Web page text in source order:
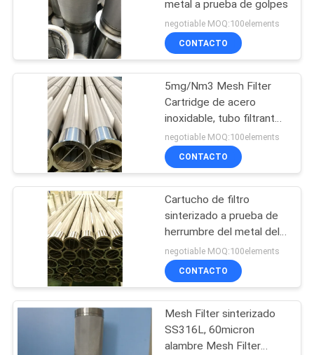
FÁBRICA
CONTROL
CALIDAD
ÉNTRENOS
CONTACTO
BLOG
Fibra del titanio
Fibra de níquel
Fibra de cobre
2
metal a prueba de golpes
negotiable MOQ:100elements
CONTACTO
5mg/Nm3 Mesh Filter
Cartridge de acero
inoxidable, tubo filtrante
del metal de D200mm
negotiable MOQ:100elements
CONTACTO
Cartucho de filtro
sinterizado a prueba de
herrumbre del metal del
diámetro de 100m m
para la industria del vidrio
negotiable MOQ:100elements
CONTACTO
Mesh Filter sinterizado
SS316L, 60micron
alambre Mesh Filter